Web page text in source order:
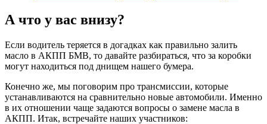
А что у вас внизу?
Если водитель теряется в догадках как правильно залить
масло в АКПП БМВ, то давайте разбираться, что за коробки
могут находиться под днищем нашего бумера.
Конечно же, мы поговорим про трансмиссии, которые
устанавливаются на сравнительно новые автомобили. Именно
в их отношении чаще задаются вопросы о замене масла в
АКПП. Итак, встречайте наших участников: